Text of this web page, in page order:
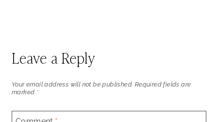
Leave a Reply
Your email address will not be published. Required fields are
marked *